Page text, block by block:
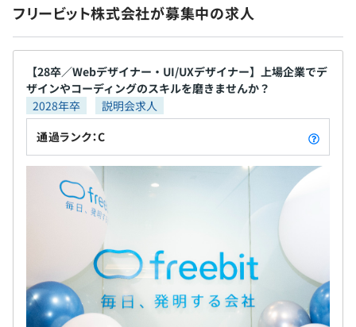
昇給査定年2回（5月・11月）
各種社会保険完備（雇用・健康・労災・厚生年金）
あり（待遇の変更はありません）
フリービット株式会社が募集中の求人
【28卒／Webデザイナー・UI/UXデザイナー】上場企業でデ
ザインやコーディングのスキルを磨きませんか？
2028年卒
説明会求人
通過ランク：C